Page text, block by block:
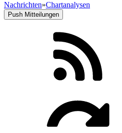
Nachrichten»Chartanalysen
Push Mitteilungen